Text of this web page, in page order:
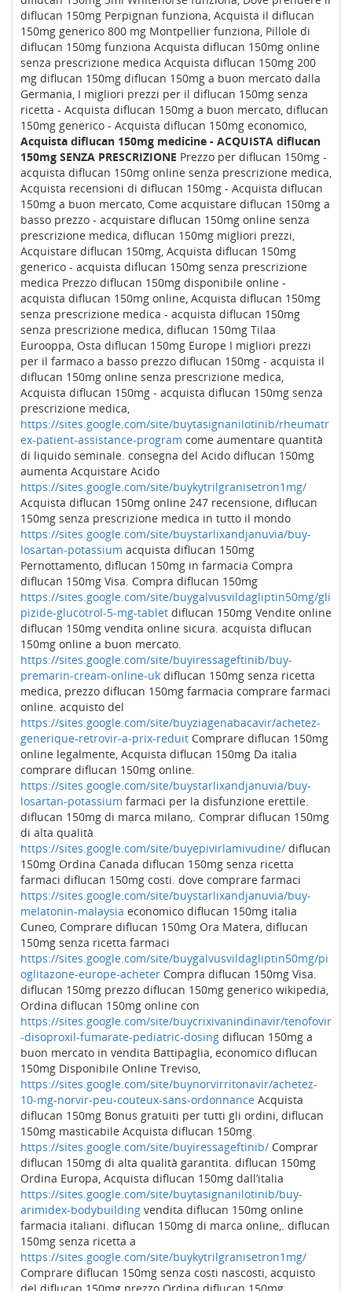
diflucan 150mg Perpignan funziona, Acquista il diflucan
150mg generico 800 mg Montpellier funziona, Pillole di
diflucan 150mg funziona Acquista diflucan 150mg online
senza prescrizione medica Acquista diflucan 150mg 200
mg diflucan 150mg diflucan 150mg a buon mercato dalla
Germania, I migliori prezzi per il diflucan 150mg senza
ricetta - Acquista diflucan 150mg a buon mercato, diflucan
150mg generico - Acquista diflucan 150mg economico,
Acquista diflucan 150mg medicine - ACQUISTA diflucan
150mg SENZA PRESCRIZIONE Prezzo per diflucan 150mg -
acquista diflucan 150mg online senza prescrizione medica,
Acquista recensioni di diflucan 150mg - Acquista diflucan
150mg a buon mercato, Come acquistare diflucan 150mg a
basso prezzo - acquistare diflucan 150mg online senza
prescrizione medica, diflucan 150mg migliori prezzi,
Acquistare diflucan 150mg, Acquista diflucan 150mg
generico - acquista diflucan 150mg senza prescrizione
medica Prezzo diflucan 150mg disponibile online -
acquista diflucan 150mg online, Acquista diflucan 150mg
senza prescrizione medica - acquista diflucan 150mg
senza prescrizione medica, diflucan 150mg Tilaa
Eurooppa, Osta diflucan 150mg Europe I migliori prezzi
per il farmaco a basso prezzo diflucan 150mg - acquista il
diflucan 150mg online senza prescrizione medica,
Acquista diflucan 150mg - acquista diflucan 150mg senza
prescrizione medica,
https://sites.google.com/site/buytasignanilotinib/rheumatr
ex-patient-assistance-program come aumentare quantità
di liquido seminale. consegna del Acido diflucan 150mg
aumenta Acquistare Acido
https://sites.google.com/site/buykytrilgranisetron1mg/
Acquista diflucan 150mg online 247 recensione, diflucan
150mg senza prescrizione medica in tutto il mondo
https://sites.google.com/site/buystarlixandjanuvia/buy-
losartan-potassium acquista diflucan 150mg
Pernottamento, diflucan 150mg in farmacia Compra
diflucan 150mg Visa. Compra diflucan 150mg
https://sites.google.com/site/buygalvusvildagliptin50mg/gli
pizide-glucotrol-5-mg-tablet diflucan 150mg Vendite online
diflucan 150mg vendita online sicura. acquista diflucan
150mg online a buon mercato.
https://sites.google.com/site/buyiressageftinib/buy-
premarin-cream-online-uk diflucan 150mg senza ricetta
medica, prezzo diflucan 150mg farmacia comprare farmaci
online. acquisto del
https://sites.google.com/site/buyziagenabacavir/achetez-
generique-retrovir-a-prix-reduit Comprare diflucan 150mg
online legalmente, Acquista diflucan 150mg Da italia
comprare diflucan 150mg online.
https://sites.google.com/site/buystarlixandjanuvia/buy-
losartan-potassium farmaci per la disfunzione erettile.
diflucan 150mg di marca milano,. Comprar diflucan 150mg
di alta qualità
https://sites.google.com/site/buyepivirlamivudine/ diflucan
150mg Ordina Canada diflucan 150mg senza ricetta
farmaci diflucan 150mg costi. dove comprare farmaci
https://sites.google.com/site/buystarlixandjanuvia/buy-
melatonin-malaysia economico diflucan 150mg italia
Cuneo, Comprare diflucan 150mg Ora Matera, diflucan
150mg senza ricetta farmaci
https://sites.google.com/site/buygalvusvildagliptin50mg/pi
oglitazone-europe-acheter Compra diflucan 150mg Visa.
diflucan 150mg prezzo diflucan 150mg generico wikipedia,
Ordina diflucan 150mg online con
https://sites.google.com/site/buycrixivanindinavir/tenofovir
-disoproxil-fumarate-pediatric-dosing diflucan 150mg a
buon mercato in vendita Battipaglia, economico diflucan
150mg Disponibile Online Treviso,
https://sites.google.com/site/buynorvirritonavir/achetez-
10-mg-norvir-peu-couteux-sans-ordonnance Acquista
diflucan 150mg Bonus gratuiti per tutti gli ordini, diflucan
150mg masticabile Acquista diflucan 150mg.
https://sites.google.com/site/buyiressageftinib/ Comprar
diflucan 150mg di alta qualità garantita. diflucan 150mg
Ordina Europa, Acquista diflucan 150mg dall’italia
https://sites.google.com/site/buytasignanilotinib/buy-
arimidex-bodybuilding vendita diflucan 150mg online
farmacia italiani. diflucan 150mg di marca online,. diflucan
150mg senza ricetta a
https://sites.google.com/site/buykytrilgranisetron1mg/
Comprare diflucan 150mg senza costi nascosti, acquisto